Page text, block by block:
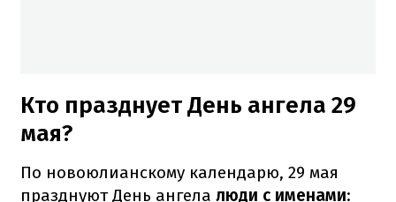
Кто празднует День ангела 29
мая?
По новоюлианскому календарю, 29 мая
празднуют День ангела люди с именами: